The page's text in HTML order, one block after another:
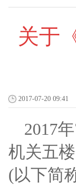
关于
2017-07-20 09:41
2017年
机关五楼
(以下简